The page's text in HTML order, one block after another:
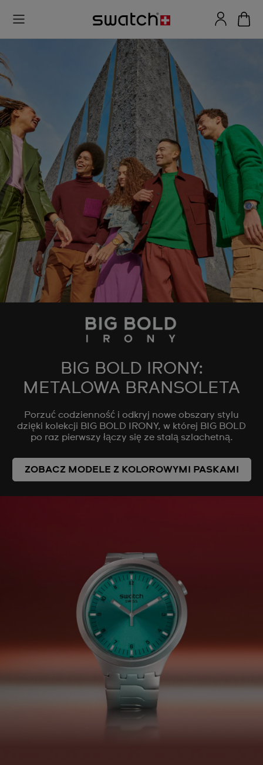
BIG BOLD IRONY:
METALOWA BRANSOLETA
Porzuć codzienność i odkryj nowe obszary stylu
dzięki kolekcji BIG BOLD IRONY, w której BIG BOLD
po raz pierwszy łączy się ze stalą szlachetną.
ZOBACZ MODELE Z KOLOROWYMI PASKAMI